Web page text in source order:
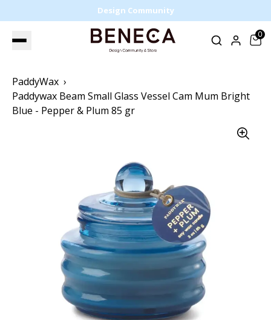
Design Community
0
PaddyWax
Paddywax Beam Small Glass Vessel Cam Mum Bright
Blue - Pepper & Plum 85 gr